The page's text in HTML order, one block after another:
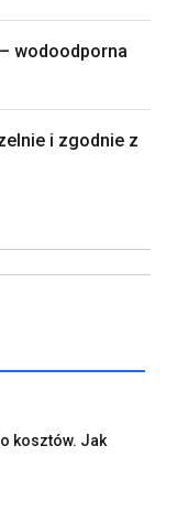
wodoodporna
i zgodnie z
kosztów. Jak